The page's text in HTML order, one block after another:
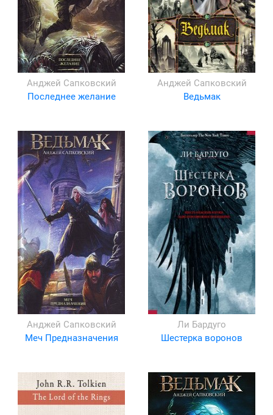
Анджей Сапковский
Последнее желание
Анджей Сапковский
Ведьмак
Анджей Сапковский
Меч Предназначения
Ли Бардуго
Шестерка воронов